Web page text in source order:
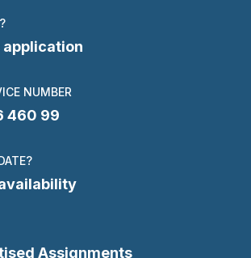
application
NUMBER
460 99
Assignments